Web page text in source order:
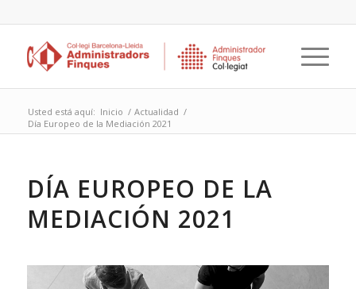
Usted está aquí: Inicio / Actualidad /
Día Europeo de la Mediación 2021
DÍA EUROPEO DE LA
MEDIACIÓN 2021